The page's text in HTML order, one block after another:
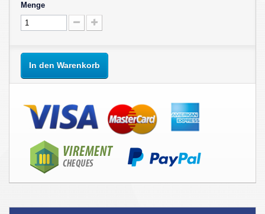
Menge
In den Warenkorb